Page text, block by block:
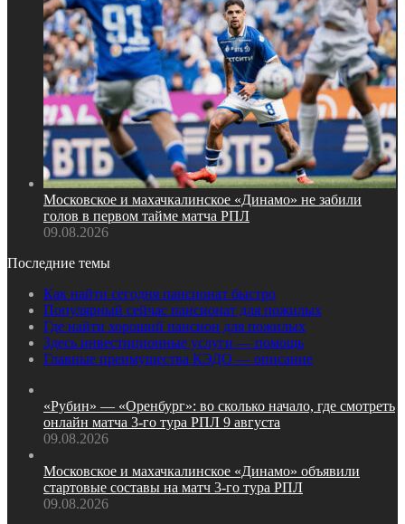
Московское и махачкалинское «Динамо» не забили
голов в первом тайме матча РПЛ
09.08.2026
Последние темы
Как найти сегодня пансионат быстро
Популярный сейчас пансионат для пожилых
Где найти хороший пансион для пожилых
Здесь инвестиционные услуги — помощь
Главные преимущества КЭДО — описание
«Рубин» — «Оренбург»: во сколько начало, где смотреть
онлайн матча 3‑го тура РПЛ 9 августа
09.08.2026
Московское и махачкалинское «Динамо» объявили
стартовые составы на матч 3‑го тура РПЛ
09.08.2026